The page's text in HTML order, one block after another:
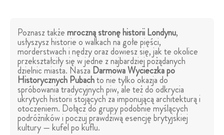
Poznasz takżemroczną stronę historii Londynu,
usłyszysz historie o walkach na gołe pięści,
morderstwach i nędzy oraz dowiesz się, jak te okolice
przekształciły się w jedne z najbardziej pożądanych
dzielnic miasta. Nasza Darmowa Wycieczka po
Historycznych Pubachto nie tylko okazja do
spróbowania tradycyjnych piw, ale też do odkrycia
ukrytych historii stojących za imponującą architekturą i
otoczeniem. Dołącz do grupy podobnie myślących
podróżników i poczuj prawdziwą esencję brytyjskiej
kultury — kufel po kuflu.